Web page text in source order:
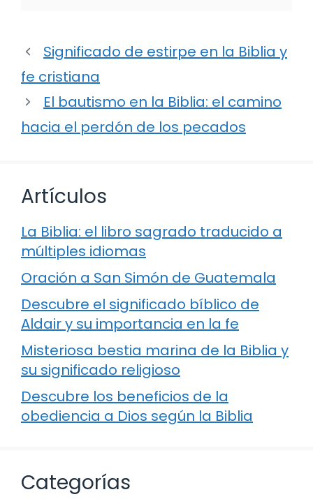
Significado de estirpe en la Biblia y
fe cristiana
El bautismo en la Biblia: el camino
hacia el perdón de los pecados
Artículos
La Biblia: el libro sagrado traducido a
múltiples idiomas
Oración a San Simón de Guatemala
Descubre el significado bíblico de
Aldair y su importancia en la fe
Misteriosa bestia marina de la Biblia y
su significado religioso
Descubre los beneficios de la
obediencia a Dios según la Biblia
Categorías